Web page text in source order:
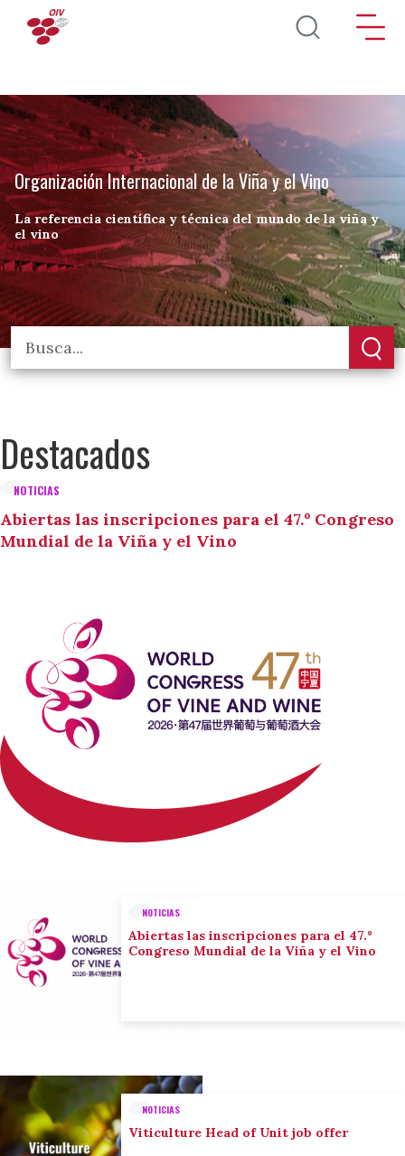
Pasar al contenido principal
Organización Internacional de la Viña y el Vino
La referencia científica y técnica del mundo de la viña y
el vino
Destacados
NOTICIAS
Abiertas las inscripciones para el 47.º Congreso
Mundial de la Viña y el Vino
NOTICIAS
Abiertas las inscripciones para el 47.º
Congreso Mundial de la Viña y el Vino
NOTICIAS
Viticulture Head of Unit job offer